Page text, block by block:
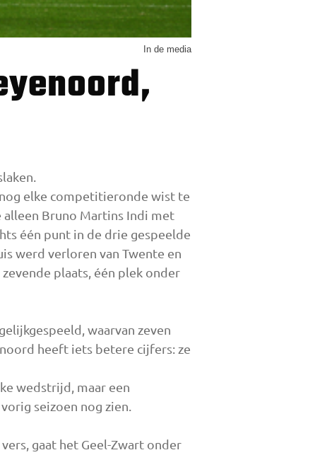
In de media
elke competitieronde wist te
alleen Bruno Martins Indi met
één punt in de drie gespeelde
werd verloren van Twente en
plaats, één plek onder
waarvan zeven
heeft iets betere cijfers: ze
wedstrijd, maar een
seizoen nog zien.
gaat het Geel-Zwart onder